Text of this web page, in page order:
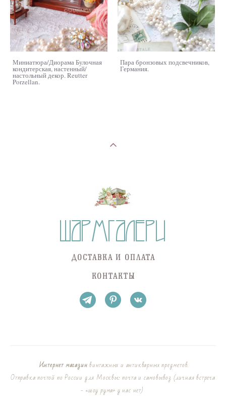
Миниатюра/Диорама Булочная
кондитерская, настенный/
настольный декор. Reutter
Porzellan.
Пара бронзовых подсвечников,
Германия.
ДОСТАВКА И ОПЛАТА
КОНТАКТЫ
Интернет магазинвинтажных и антикварных предметов.
Отправка почтой по России для Москвы: почта и самовывоз (личная встреча
- «шоу рума» у нас нет)